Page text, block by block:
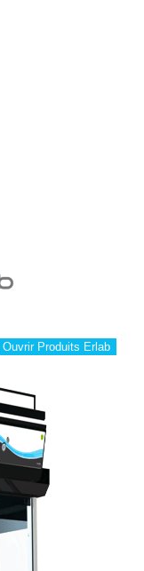
Ouvrir Produits Erlab